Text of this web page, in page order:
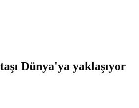
Dünya'ya yaklaşıyor